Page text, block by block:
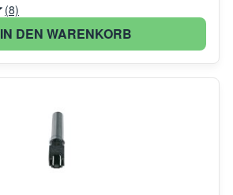
(8)
IN DEN WARENKORB